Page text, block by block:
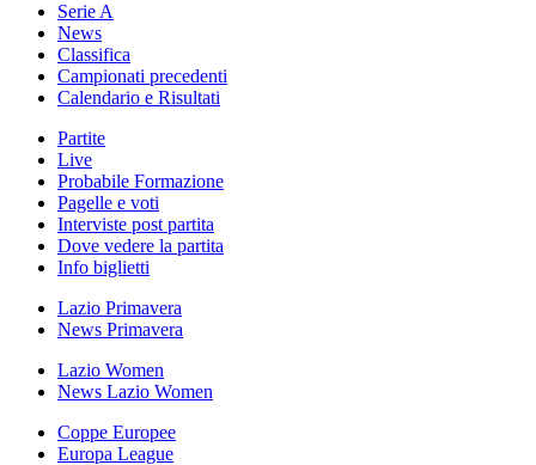
Serie A
News
Classifica
Campionati precedenti
Calendario e Risultati
Partite
Live
Probabile Formazione
Pagelle e voti
Interviste post partita
Dove vedere la partita
Info biglietti
Lazio Primavera
News Primavera
Lazio Women
News Lazio Women
Coppe Europee
Europa League